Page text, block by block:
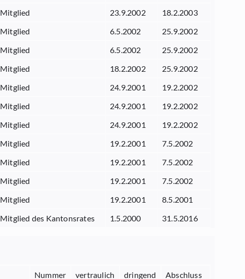
Mitglied 23.9.2002
18.2.2003
Mitglied 6.5.2002
25.9.2002
Mitglied 6.5.2002
25.9.2002
Mitglied 18.2.2002
25.9.2002
Mitglied 24.9.2001
19.2.2002
Mitglied 24.9.2001
19.2.2002
Mitglied 24.9.2001
19.2.2002
Mitglied 19.2.2001
7.5.2002
Mitglied 19.2.2001
7.5.2002
Mitglied 19.2.2001
7.5.2002
Mitglied 19.2.2001
8.5.2001
Mitglied des Kantonsrates 1.5.2000 31.5.2016
Nummer vertraulich dringend Abschluss